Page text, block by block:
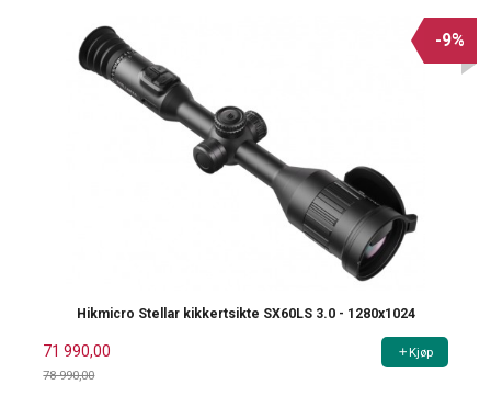
Hikmicro Stellar kikkertsikte SX60LS 3.0 - 1280x1024
71 990,00
78 990,00
-9%
Kjøp